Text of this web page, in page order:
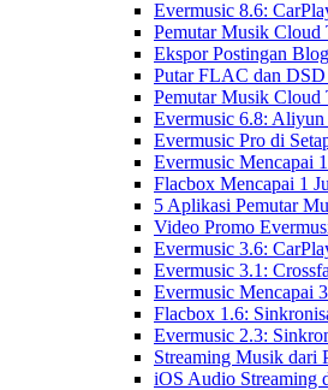
Evermusic 8.6:
Pemutar Musik Cloud
Ekspor Postingan
Putar FLAC dan DSD
Pemutar Musik Cloud
Evermusic 6.8:
Evermusic Pro di
Evermusic Mencapai
Flacbox Mencapai 1
5 Aplikasi Pemutar
Video Promo
Evermusic 3.6:
Evermusic 3.1:
Evermusic Mencapai
Flacbox 1.6:
Evermusic 2.3:
Streaming Musik dari
iOS Audio Streaming